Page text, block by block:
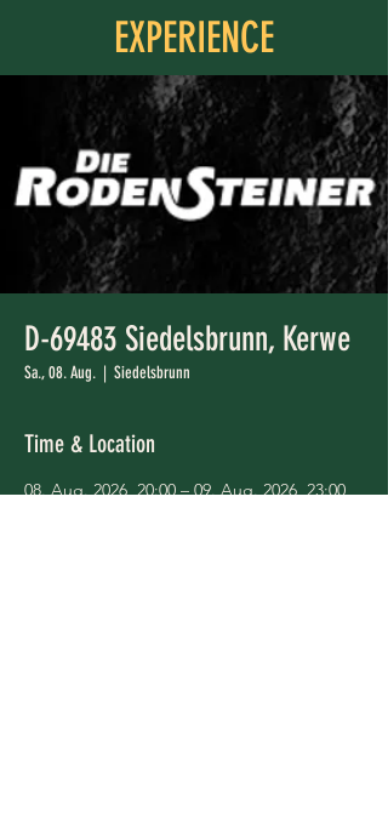
EXPERIENCE
D-69483 Siedelsbrunn, Kerwe
Sa., 08. Aug.
  |
Siedelsbrunn
Time & Location
08. Aug. 2026, 20:00 – 09. Aug. 2026, 23:00